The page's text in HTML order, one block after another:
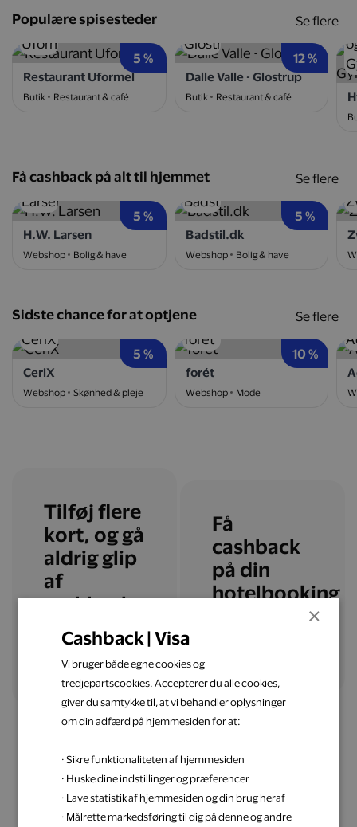
Populære spisesteder
5 %
Restaurant Uformel
Butik Restaurant & café
12 %
Dalle Valle - Glostrup
Butik
Restaurant & café
Se flere
Få cashback på alt til hjemmet
5 %
H.W. Larsen
Webshop Bolig & have
5 %
Badstil.dk
Webshop Bolig & have
Se flere
Sidste chance for at optjene
5 %
CeriX
Webshop Skønhed & pleje
10 %
forét
Webshop Mode
Se flere
Tilføj flere
kort, og gå
aldrig glip
af
cashback
Tilføj flere kort
Få
cashback
på din
hotelbooking
Få inspiration til din
×
Cashback | Visa
Vi bruger både egne cookies og
tredjepartscookies. Accepterer du alle cookies,
giver du samtykke til, at vi behandler oplysninger
om din adfærd på hjemmesiden for at:
· Sikre funktionaliteten af hjemmesiden
· Huske dine indstillinger og præferencer
· Lave statistik af hjemmesiden og din brug heraf
· Målrette markedsføring til dig på denne og andre